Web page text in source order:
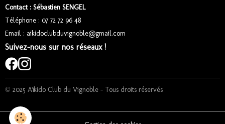
Contact : Sébastien SENGEL
Téléphone : 07 72 72 96 48
Email : aikidoclubduvignoble@gmail.com
Suivez-nous sur nos réseaux !
© 2025 Aïkido Club du Vignoble – Tous droits réservés